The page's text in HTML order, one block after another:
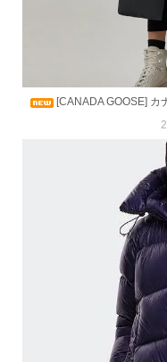
[CANADA GOOSE]